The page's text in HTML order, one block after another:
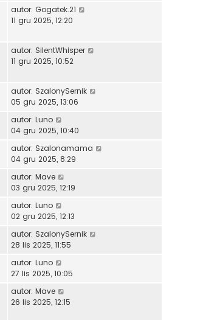
autor: Gogatek.21
11 gru 2025, 12:20
autor: SilentWhisper
11 gru 2025, 10:52
autor: SzalonySernik
05 gru 2025, 13:06
autor: Luno
04 gru 2025, 10:40
autor: Szalonamama
04 gru 2025, 8:29
autor: Mave
03 gru 2025, 12:19
autor: Luno
02 gru 2025, 12:13
autor: SzalonySernik
28 lis 2025, 11:55
autor: Luno
27 lis 2025, 10:05
autor: Mave
26 lis 2025, 12:15